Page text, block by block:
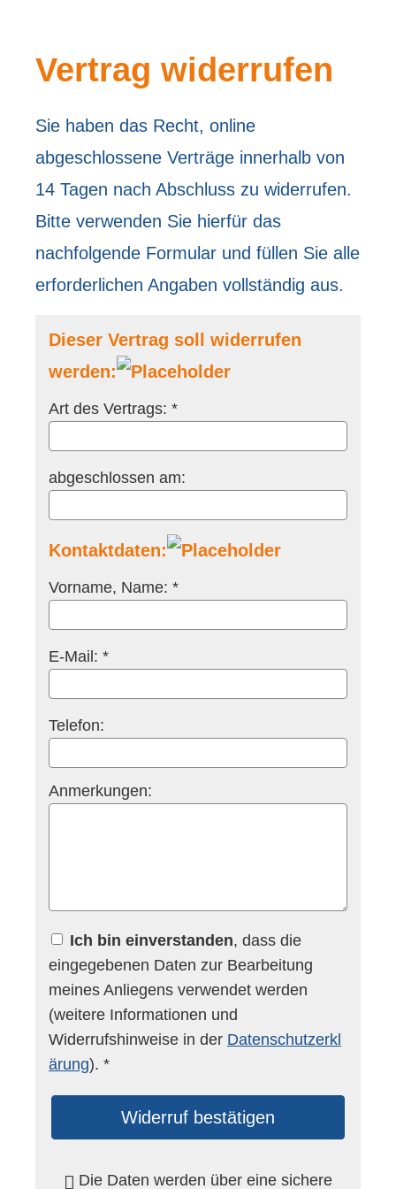
Vertrag widerrufen
Sie haben das Recht, online
abgeschlossene Verträge innerhalb von
14 Tagen nach Abschluss zu widerrufen.
Bitte verwenden Sie hierfür das
nachfolgende Formular und füllen Sie alle
erforderlichen Angaben vollständig aus.
Dieser Vertrag soll widerrufen
werden:
Art des Vertrags: *
abgeschlossen am:
Kontaktdaten:
Vorname, Name: *
E-Mail: *
Telefon:
Anmerkungen:
Ich bin einverstanden, dass die
eingegebenen Daten zur Bearbeitung
meines Anliegens verwendet werden
(weitere Informationen und
Widerrufshinweise in der Datenschutzerkl
ärung). *
Widerruf bestätigen
Die Daten werden über eine sichere